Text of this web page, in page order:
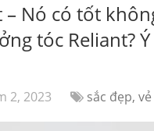
– Nó có tốt
tóc Reliant?
2, 2023 sắc đẹp,